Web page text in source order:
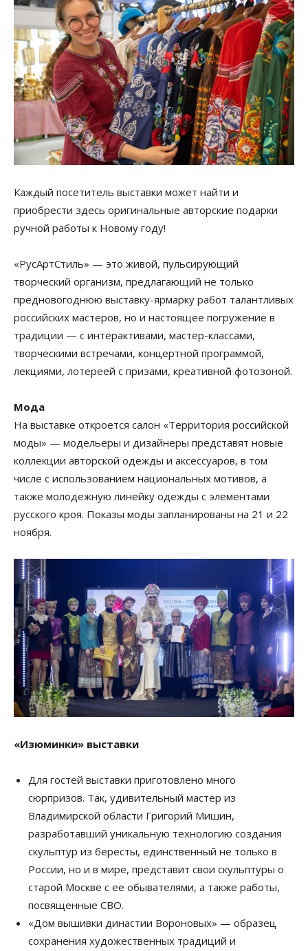
Каждый посетитель выставки может найти и
приобрести здесь оригинальные авторские подарки
ручной работы к Новому году!
«РусАртСтиль» — это живой, пульсирующий
творческий организм, предлагающий не только
предновогоднюю выставку-ярмарку работ талантливых
российских мастеров, но и настоящее погружение в
традиции — с интерактивами, мастер-классами,
творческими встречами, концертной программой,
лекциями, лотереей с призами, креативной фотозоной.
Мода
На выставке откроется салон «Территория российской
моды» — модельеры и дизайнеры представят новые
коллекции авторской одежды и аксессуаров, в том
числе с использованием национальных мотивов, а
также молодежную линейку одежды с элементами
русского кроя. Показы моды запланированы на 21 и 22
ноября.
«Изюминки» выставки
Для гостей выставки приготовлено много
сюрпризов. Так, удивительный мастер из
Владимирской области Григорий Мишин,
разработавший уникальную технологию создания
скульптур из бересты, единственный не только в
России, но и в мире, представит свои скульптуры о
старой Москве с ее обывателями, а также работы,
посвященные СВО.
«Дом вышивки династии Вороновых» — образец
сохранения художественных традиций и